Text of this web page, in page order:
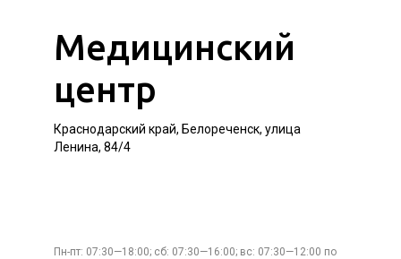
Медицинский
центр
Краснодарский край, Белореченск, улица
Ленина, 84/4
Пн-пт: 07:30—18:00; сб: 07:30—16:00; вс: 07:30—12:00 по